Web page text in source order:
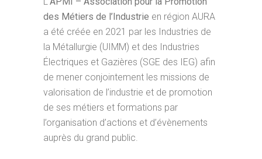
des Métiers de l’Industrie en région AURA
a été créée en 2021 par les Industries de
la Métallurgie (UIMM) et des Industries
Électriques et Gazières (SGE des IEG) afin
de mener conjointement les missions de
valorisation de l’industrie et de promotion
de ses métiers et formations par
l’organisation d’actions et d’évènements
auprès du grand public.